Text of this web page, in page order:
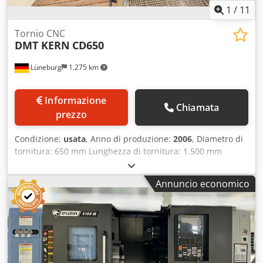
1 / 11
Lüneburg 1.275 km
Tornio CNC
DMT KERN CD650
prezzo
Chiamata
Condizione: usata, Anno di produzione: 2006, Diametro di
tornitura: 650 mm Lunghezza di tornitura: 1.500 mm
Fabbisogno di potenza totale: 33 kW Distanza tra le punte:
1.500 mm Diametro di rotazione sopra il banco: 650 mm
Diametro di rotazione nell’incavo: 670 mm Diametro di
rotazione sopra il carro trasversale: 260 mm Corsa del
carro trasversale: 380 mm Azionamento principale Potenza
motore AC - 40/60/100% ED: 33 / 27 / 22 kW Testa
mandrino Diametro foro mandrino: 106 mm Diametro
mandrino nel cuscinetto anteriore: 140 mm Gamma di
Annuncio economico